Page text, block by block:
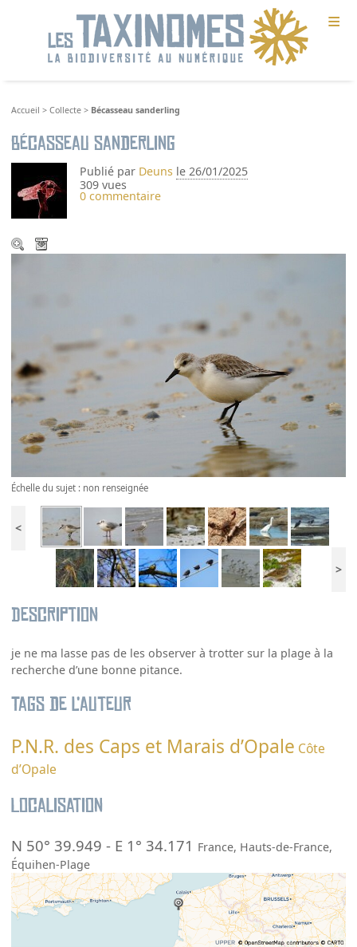
≡
Accueil >Collecte > Bécasseau sanderling
Bécasseau sanderling
Publié par Deuns le 26/01/2025
309 vues
0 commentaire
Échelle du sujet : non renseignée
<
>
Description
je ne ma lasse pas de les observer à trotter sur la plage à la
recherche d’une bonne pitance.
Tags de l’auteur
P.N.R. des Caps et Marais d’Opale Côte
d’Opale
Localisation
N 50° 39.949 - E 1° 34.171 France, Hauts-de-France,
Équihen-Plage